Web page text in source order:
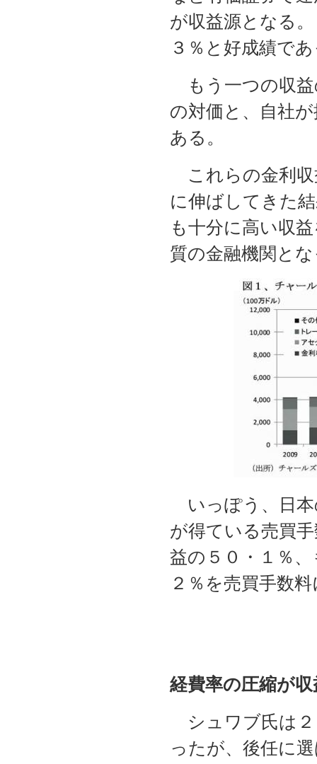
が収益源となる
３％と好成績で
もう一つの収益
の対価と、自社
ある。
これらの金利収
に伸ばしてきた
も十分に高い収
質の金融機関と
いっぽう、日本
が得ている売買
益の５０・１％
２％を売買手数
経費率の圧縮が
シュワブ氏は２
ったが、後任に